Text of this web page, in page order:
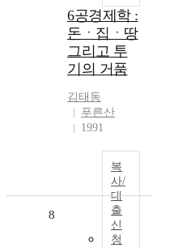
6공경제학 :
돈ㆍ집ㆍ땅
그리고 투
기의 거품
김태동
푸른산
1991
복
사/
대
출
신
청
8